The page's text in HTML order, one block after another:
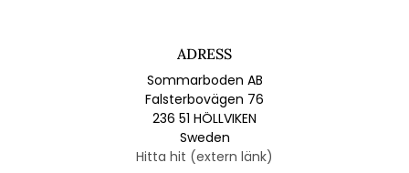
ADRESS
Sommarboden AB
Falsterbovägen 76
236 51 HÖLLVIKEN
Sweden
Hitta hit (extern länk)